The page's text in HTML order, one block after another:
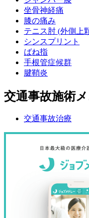
坐骨神経痛
膝の痛み
テニス肘 (外側上
シンスプリント
ばね指
手根管症候群
腱鞘炎
交通事故施術
交通事故治療